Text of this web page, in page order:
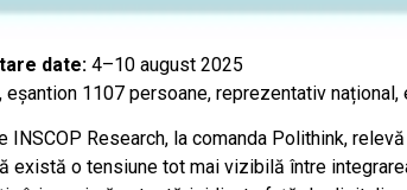
date: 4–10 august 2025
eșantion 1107 persoane, reprezentativ național,
INSCOP Research, la comanda Polithink,
există o tensiune tot mai vizibilă între